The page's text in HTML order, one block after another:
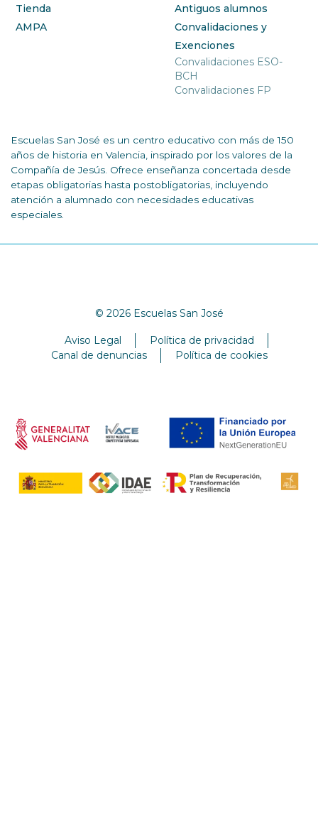
Tienda
AMPA
Antiguos alumnos
Convalidaciones y
Exenciones
Convalidaciones ESO-
BCH
Convalidaciones FP
Escuelas San José es un centro educativo con más de 150
años de historia en Valencia, inspirado por los valores de la
Compañía de Jesús. Ofrece enseñanza concertada desde
etapas obligatorias hasta postobligatorias, incluyendo
atención a alumnado con necesidades educativas
especiales.
© 2026 Escuelas San José
Aviso Legal
Política de privacidad
Canal de denuncias
Política de cookies